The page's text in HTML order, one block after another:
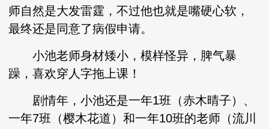
师自然是大发雷霆，不过他也就是嘴硬心软，
最终还是同意了病假申请。
小池老师身材矮小，模样怪异，脾气暴
躁，喜欢穿人字拖上课！
剧情年，小池还是一年1班（赤木晴子）、
一年7班（樱木花道）和一年10班的老师（流川